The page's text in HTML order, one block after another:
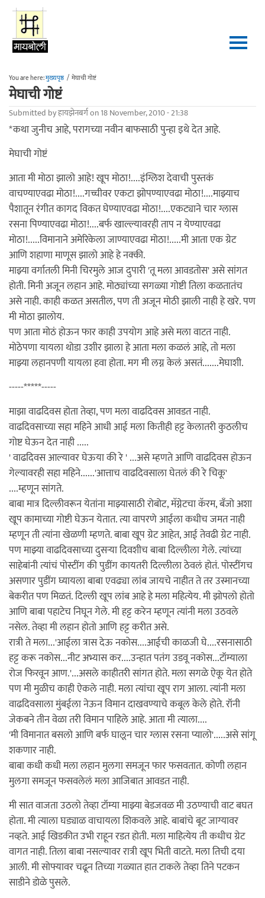
Skip to main content
You are here:मुख्यपृष्ठ / मेघाची गोष्टं
मेघाची गोष्टं
Submitted byहायझेनबर्गon 18 November, 2010 - 21:38
*कथा जुनीच आहे, परागच्या नवीन बाफसाठी पुन्हा इथे देत आहे.
मेघाची गोष्टं
आता मी मोठा झालो आहे! खूप मोठा!....इंग्लिश देवाची पुस्तकं
वाचण्याएवढा मोठा!....गच्चीवर एकटा झोपण्याएवढा मोठा!....माझ्याच
पैशातून रंगीत कागद विकत घेण्याएवढा मोठा!....एकट्याने चार ग्लास
रसना पिण्याएवढा मोठा!....बर्फ खाल्ल्यावरही ताप न येण्याएवढा
मोठा!.....विमानाने अमेरिकेला जाण्याएवढा मोठा!.....मी आता एक ग्रेट
आणि शहाणा माणूस झालो आहे हे नक्की.
माझ्या वर्गातली मिनी चिरमुले आज दुपारी 'तू मला आवडतोस' असे सांगत
होती. मिनी अजून लहान आहे. मोठ्यांच्या सगळ्या गोष्टी तिला कळतातंच
असे नाही. काही कळत असतील, पण ती अजून मोठी झाली नाही हे खरे. पण
मी मोठा झालोय.
पण आता मोठं होऊन फार काही उपयोग आहे असे मला वाटत नाही.
मोठेपणा यायला थोडा उशीर झाला हे आता मला कळलं आहे, तो मला
माझ्या लहानपणी यायला हवा होता. मग मी लग्न केलं असतं.......मेघाशी.
-----*****-----
माझा वाढदिवस होता तेव्हा, पण मला वाढदिवस आवडत नाही.
वाढदिवसाच्या सहा महिने आधी आई मला कितीही हट्ट केलातरी कुठलीच
गोष्ट घेऊन देत नाही .....
' वाढदिवस आल्यावर घेऊया की रे ' ...असे म्हणते आणि वाढदिवस होऊन
गेल्यावरही सहा महिने......'आत्ताच वाढदिवसाला घेतलं की रे चिकू'
....म्हणून सांगते.
बाबा मात्र दिल्लीवरून येतांना माझ्यासाठी रोबोट, मॅग्नेटचा कॅरम, बँजो अशा
खूप कामाच्या गोष्टी घेऊन येतात. त्या वापरणे आईला कधीच जमत नाही
म्हणून ती त्यांना खेळणी म्हणते. बाबा खूप ग्रेट आहेत, आई तेवढी ग्रेट नाही.
पण माझ्या वाढदिवसाच्या दुसर्‍या दिवशीच बाबा दिल्लीला गेले. त्यांच्या
साहेबांनी त्यांचं पोस्टींग की पुडींग कायतरी दिल्लीला ठेवलं होतं. पोस्टींगच
असणार पुडींग घ्यायला बाबा एवढ्या लांब जायचे नाहीत ते तर उस्मानच्या
बेकरीत पण मिळतं. दिल्ली खूप लांब आहे हे मला महित्येय. मी झोपलो होतो
आणि बाबा पहाटेच निघून गेले. मी हट्ट करेन म्हणून त्यांनी मला उठवले
नसेल. तेव्हा मी लहान होतो आणि हट्ट करीत असे.
रात्री ते मला...'आईला त्रास देऊ नकोस....आईची काळजी घे....रसनासाठी
हट्ट करू नकोस...नीट अभ्यास कर....उन्हात पतंग उडवू नकोस...टॉम्याला
रोज फिरवून आण.'...असले काहीतरी सांगत होते. मला सगळे ऐकू येत होते
पण मी मुळीच काही ऐकले नाही. मला त्यांचा खूप राग आला. त्यांनी मला
वाढदिवसाला मुंबईला नेऊन विमान दाखवण्याचे कबूल केले होते. रॉनी
जेकबने तीन वेळा तरी विमान पाहिले आहे. आता मी त्याला....
'मी विमानात बसलो आणि बर्फ घालून चार ग्लास रसना प्यालो'.....असे सांगू
शकणार नाही.
बाबा कधी कधी मला लहान मुलगा समजून फार फसवतात. कोणी लहान
मुलगा समजून फसवलेलं मला आजिबात आवडत नाही.
मी सात वाजता उठलो तेव्हा टॉम्या माझ्या बेडजवळ मी उठण्याची वाट बघत
होता. मी त्याला घड्याळ वाचायला शिकवले आहे. बाबांचे बूट जाग्यावर
नव्हते. आई खिडकीत उभी राहून रडत होती. मला माहित्येय ती कधीच ग्रेट
वागत नाही. तिला बाबा नसल्यावर रात्री खूप भिती वाटते. मला तिची दया
आली. मी सोफ्यावर चढून तिच्या गळ्यात हात टाकले तेव्हा तिने पटकन
साडीने डोळे पुसले.